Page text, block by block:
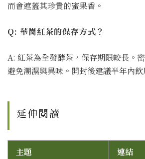
而會遮蓋其珍貴的蜜果香。
Q: 華崗紅茶的保存方式？
A: 紅茶為全發酵茶，保存期限較長。
避免潮濕與異味。開封後建議半年內飲
延伸閱讀
主題
連結